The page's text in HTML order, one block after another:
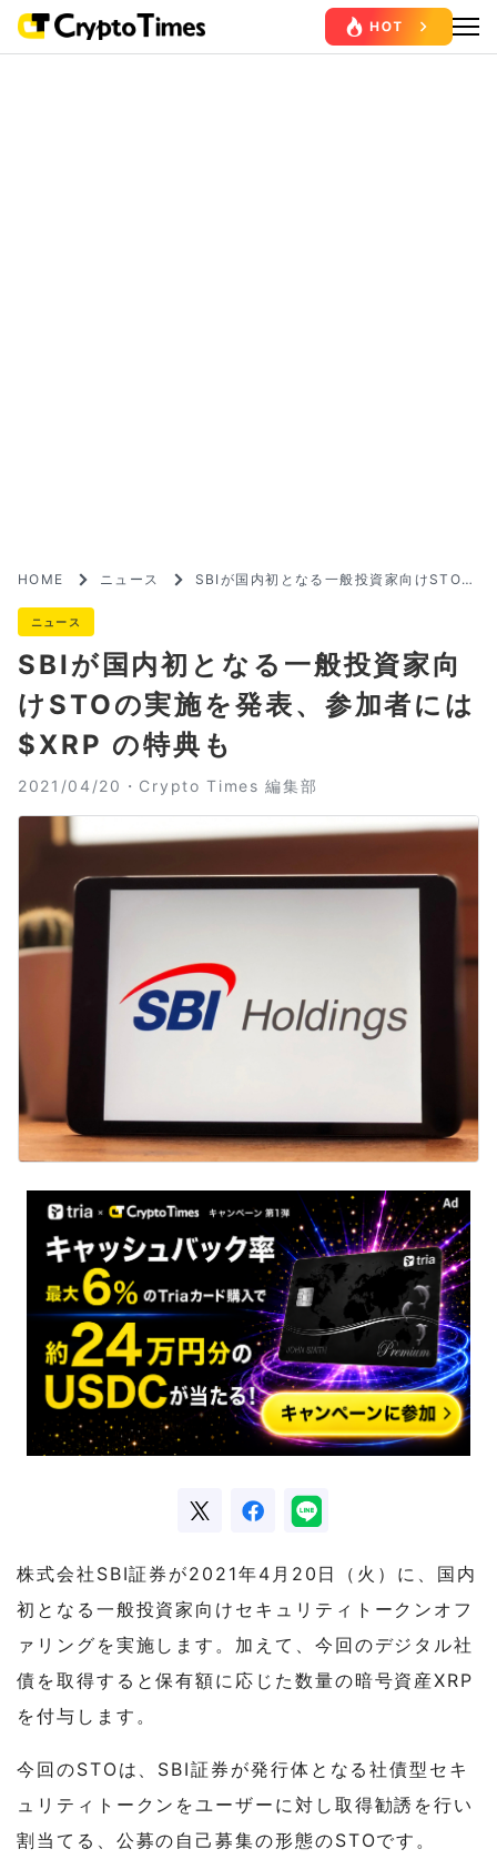
HOME ニュース
SBIが国内初となる一般投資家向けSTOの
ニュース
SBIが国内初となる一般投資家向
けSTOの実施を発表、参加者には
$XRP の特典も
2021/04/20・ Crypto Times 編集部
株式会社SBI証券が2021年4月20日（火）に、国内
初となる一般投資家向けセキュリティトークンオフ
ァリングを実施します。加えて、今回のデジタル社
債を取得すると保有額に応じた数量の暗号資産XRP
を付与します。
今回のSTOは、SBI証券が発行体となる社債型セキ
ュリティトークンをユーザーに対し取得勧誘を行い
割当てる、公募の自己募集の形態のSTOです。